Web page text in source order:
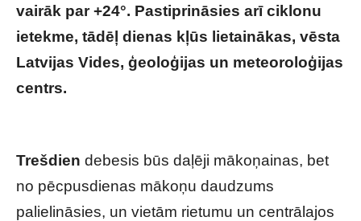
vairāk par +24°. Pastiprināsies arī ciklonu
ietekme, tādēļ dienas kļūs lietainākas, vēsta
Latvijas Vides, ģeoloģijas un meteoroloģijas
centrs.
Trešdien debesis būs daļēji mākoņainas, bet
no pēcpusdienas mākoņu daudzums
palielināsies, un vietām rietumu un centrālajos